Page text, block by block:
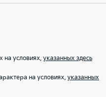
на условиях, указанных здесь
на условиях, указанных